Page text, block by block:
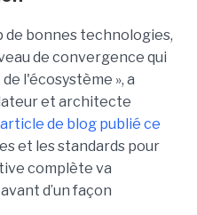
de bonnes technologies,
de convergence qui
l'écosystème », a
et architecte
de blog publié ce
et les standards pour
complète va
d’un façon